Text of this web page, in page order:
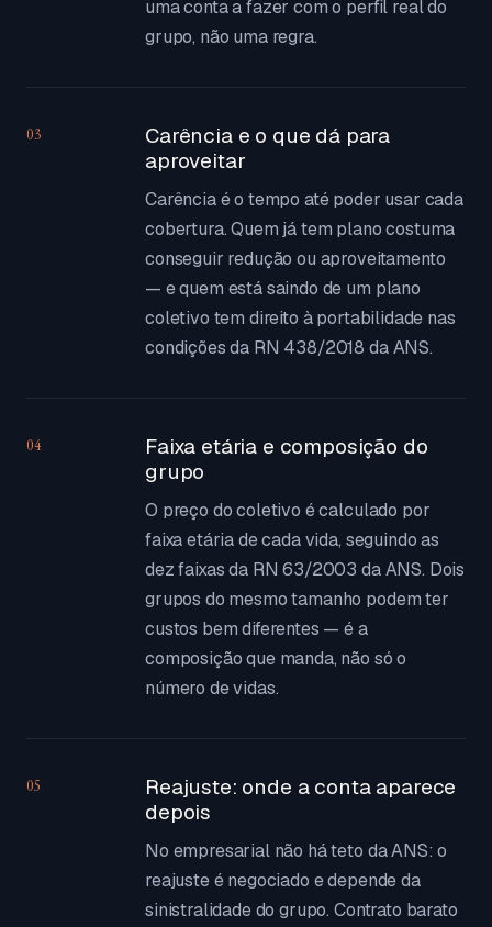
uma conta a fazer com o perfil real do
grupo, não uma regra.
03
Carência e o que dá para
aproveitar
Carência é o tempo até poder usar cada
cobertura. Quem já tem plano costuma
conseguir redução ou aproveitamento
— e quem está saindo de um plano
coletivo tem direito à portabilidade nas
condições da RN 438/2018 da ANS.
04
Faixa etária e composição do
grupo
O preço do coletivo é calculado por
faixa etária de cada vida, seguindo as
dez faixas da RN 63/2003 da ANS. Dois
grupos do mesmo tamanho podem ter
custos bem diferentes — é a
composição que manda, não só o
número de vidas.
05
Reajuste: onde a conta aparece
depois
No empresarial não há teto da ANS: o
reajuste é negociado e depende da
sinistralidade do grupo. Contrato barato